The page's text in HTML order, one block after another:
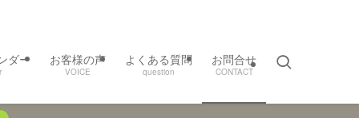
ダー お客様の声
VOICE
よくある質問
question
お問合せ
CONTACT